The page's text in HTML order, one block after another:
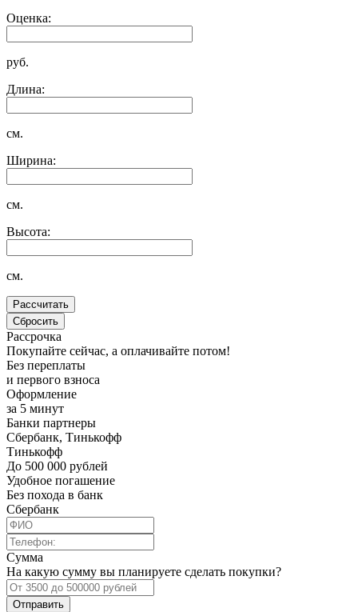
Оценка:
руб.
Длина:
см.
Ширина:
см.
Высота:
см.
Рассрочка
Покупайте сейчас, а оплачивайте потом!
Без переплаты
и первого взноса
Оформление
за 5 минут
Банки партнеры
Сбербанк, Тинькофф
Тинькофф
До 500 000 рублей
Удобное погашение
Без похода в банк
Сбербанк
Сумма
На какую сумму вы планируете сделать покупки?
Отправить